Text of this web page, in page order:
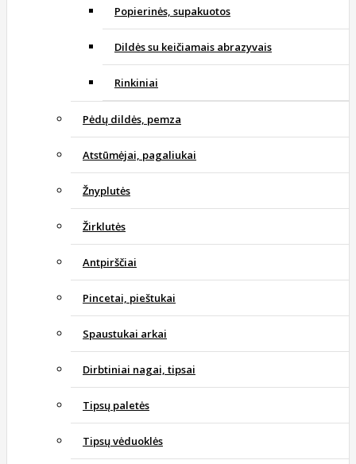
Popierinės, supakuotos
Dildės su keičiamais abrazyvais
Rinkiniai
Pėdų dildės, pemza
Atstūmėjai, pagaliukai
Žnyplutės
Žirklutės
Antpirščiai
Pincetai, pieštukai
Spaustukai arkai
Dirbtiniai nagai, tipsai
Tipsų paletės
Tipsų vėduoklės